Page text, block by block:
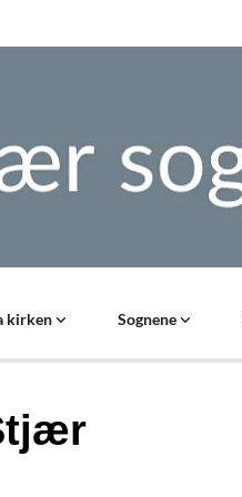
kirken Sognene